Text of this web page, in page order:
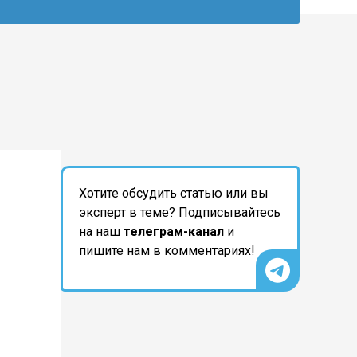
Хотите обсудить статью или вы
эксперт в теме? Подписывайтесь
на наш телеграм-канал и
пишите нам в комментариях!